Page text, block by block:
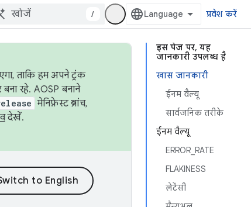
/ प्रवेश करें
इस पेज पर, यह
जानकारी उपलब्ध है
खास जानकारी
ईनम वैल्यू
सार्वजनिक तरीके
ईनम वैल्यू
ERROR_RATE
FLAKINESS
लेटेंसी
ताकि हम अपने ट्रंक
रहे. AOSP बनाने
मेनिफ़ेस्ट ब्रांच,
देखें.